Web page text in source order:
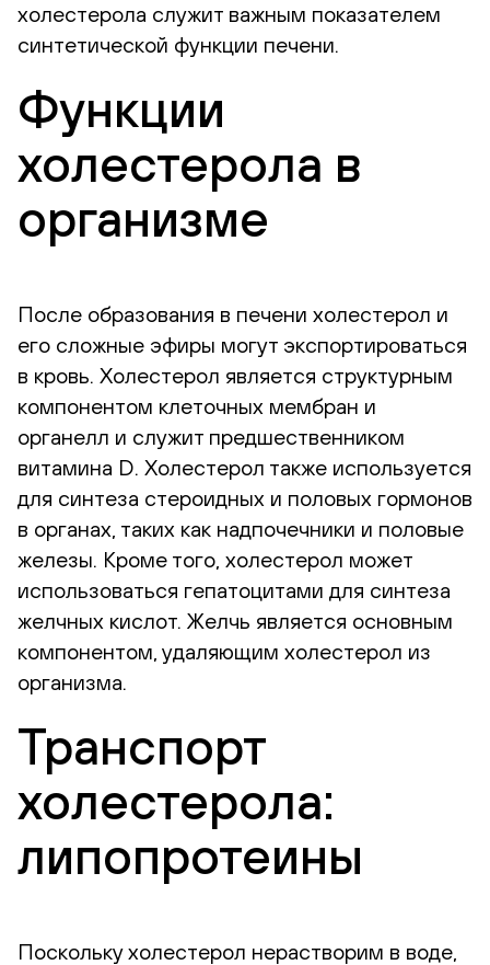
холестерола служит важным показателем
синтетической функции печени.
Функции
холестерола в
организме
После образования в печени холестерол и
его сложные эфиры могут экспортироваться
в кровь. Холестерол является структурным
компонентом клеточных мембран и
органелл и служит предшественником
витамина D. Холестерол также используется
для синтеза стероидных и половых гормонов
в органах, таких как надпочечники и половые
железы. Кроме того, холестерол может
использоваться гепатоцитами для синтеза
желчных кислот. Желчь является основным
компонентом, удаляющим холестерол из
организма.
Транспорт
холестерола:
липопротеины
Поскольку холестерол нерастворим в воде,